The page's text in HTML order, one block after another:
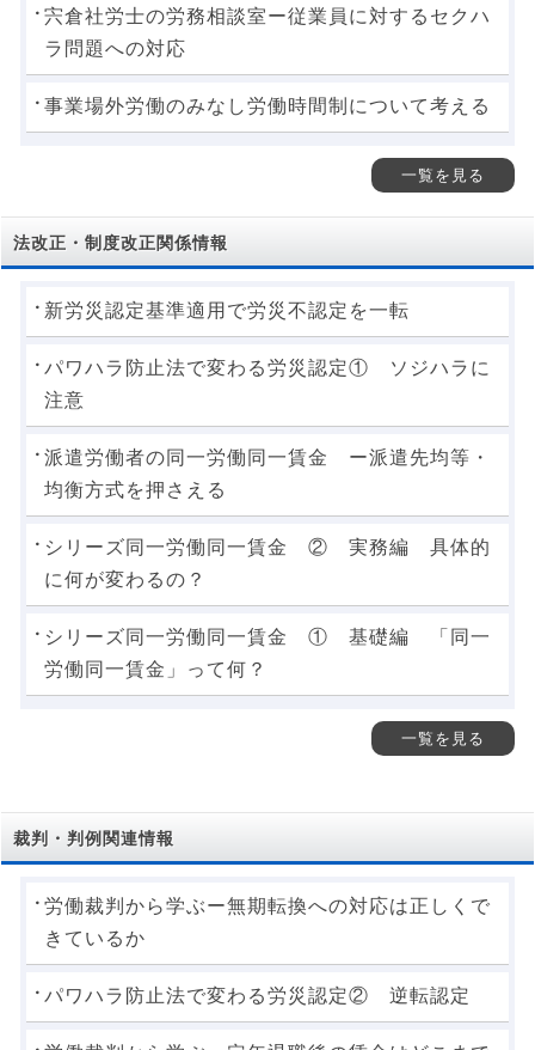
宍倉社労士の労務相談室ー従業員に対するセクハ
ラ問題への対応
事業場外労働のみなし労働時間制について考える
一覧を見る
法改正・制度改正関係情報
新労災認定基準適用で労災不認定を一転
パワハラ防止法で変わる労災認定① ソジハラに
注意
派遣労働者の同一労働同一賃金 ー派遣先均等・
均衡方式を押さえる
シリーズ同一労働同一賃金 ② 実務編 具体的
に何が変わるの？
シリーズ同一労働同一賃金 ① 基礎編 「同一
労働同一賃金」って何？
一覧を見る
裁判・判例関連情報
労働裁判から学ぶー無期転換への対応は正しくで
きているか
パワハラ防止法で変わる労災認定② 逆転認定